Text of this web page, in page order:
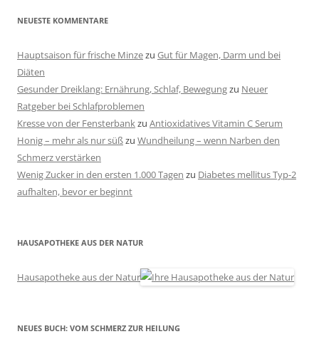
NEUESTE KOMMENTARE
Hauptsaison für frische Minzezu Gut für Magen, Darm und bei
Diäten
Gesunder Dreiklang: Ernährung, Schlaf, Bewegungzu Neuer
Ratgeber bei Schlafproblemen
Kresse von der Fensterbankzu Antioxidatives Vitamin C Serum
Honig – mehr als nur süßzu Wundheilung – wenn Narben den
Schmerz verstärken
Wenig Zucker in den ersten 1.000 Tagen zu Diabetes mellitus Typ-2
aufhalten, bevor er beginnt
HAUSAPOTHEKE AUS DER NATUR
Hausapotheke aus der Natur
NEUES BUCH: VOM SCHMERZ ZUR HEILUNG